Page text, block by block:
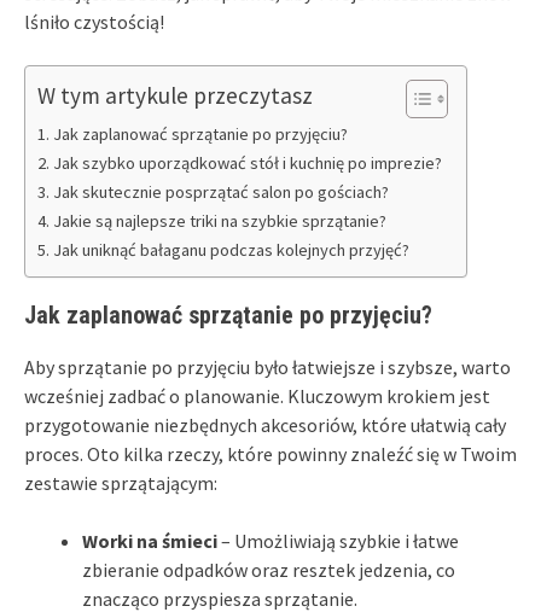
lśniło czystością!
W tym artykule przeczytasz
Jak zaplanować sprzątanie po przyjęciu?
Jak szybko uporządkować stół i kuchnię po imprezie?
Jak skutecznie posprzątać salon po gościach?
Jakie są najlepsze triki na szybkie sprzątanie?
Jak uniknąć bałaganu podczas kolejnych przyjęć?
Jak zaplanować sprzątanie po przyjęciu?
Aby sprzątanie po przyjęciu było łatwiejsze i szybsze, warto
wcześniej zadbać o planowanie. Kluczowym krokiem jest
przygotowanie niezbędnych akcesoriów, które ułatwią cały
proces. Oto kilka rzeczy, które powinny znaleźć się w Twoim
zestawie sprzątającym:
Worki na śmieci– Umożliwiają szybkie i łatwe
zbieranie odpadków oraz resztek jedzenia, co
znacząco przyspiesza sprzątanie.